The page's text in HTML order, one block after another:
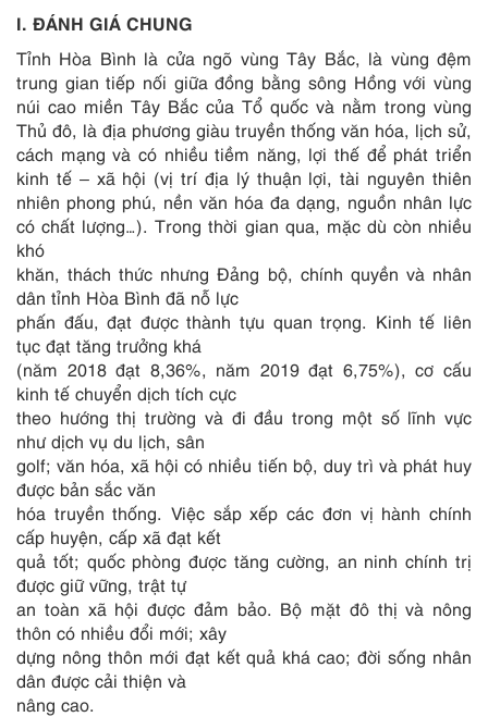
I. ĐÁNH GIÁ CHUNG
Tỉnh Hòa Bình là cửa ngõ vùng Tây Bắc, là vùng đệm
trung gian tiếp nối giữa đồng bằng sông Hồng với vùng
núi cao miền Tây Bắc của Tổ quốc và nằm trong vùng
Thủ đô, là địa phương giàu truyền thống văn hóa, lịch sử,
cách mạng và có nhiều tiềm năng, lợi thế để phát triển
kinh tế – xã hội (vị trí địa lý thuận lợi, tài nguyên thiên
nhiên phong phú, nền văn hóa đa dạng, nguồn nhân lực
có chất lượng…). Trong thời gian qua, mặc dù còn nhiều
khó
khăn, thách thức nhưng Đảng bộ, chính quyền và nhân
dân tỉnh Hòa Bình đã nỗ lực
phấn đấu, đạt được thành tựu quan trọng. Kinh tế liên
tục đạt tăng trưởng khá
(năm 2018 đạt 8,36%, năm 2019 đạt 6,75%), cơ cấu
kinh tế chuyển dịch tích cực
theo hướng thị trường và đi đầu trong một số lĩnh vực
như dịch vụ du lịch, sân
golf; văn hóa, xã hội có nhiều tiến bộ, duy trì và phát huy
được bản sắc văn
hóa truyền thống. Việc sắp xếp các đơn vị hành chính
cấp huyện, cấp xã đạt kết
quả tốt; quốc phòng được tăng cường, an ninh chính trị
được giữ vững, trật tự
an toàn xã hội được đảm bảo. Bộ mặt đô thị và nông
thôn có nhiều đổi mới; xây
dựng nông thôn mới đạt kết quả khá cao; đời sống nhân
dân được cải thiện và
nâng cao.